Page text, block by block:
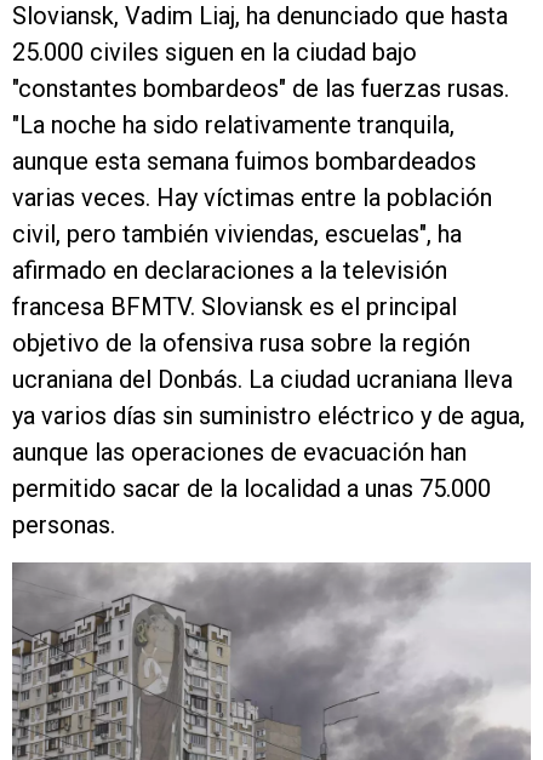
Sloviansk, Vadim Liaj, ha denunciado que hasta
25.000 civiles siguen en la ciudad bajo
"constantes bombardeos" de las fuerzas rusas.
"La noche ha sido relativamente tranquila,
aunque esta semana fuimos bombardeados
varias veces. Hay víctimas entre la población
civil, pero también viviendas, escuelas", ha
afirmado en declaraciones a la televisión
francesa BFMTV. Sloviansk es el principal
objetivo de la ofensiva rusa sobre la región
ucraniana del Donbás. La ciudad ucraniana lleva
ya varios días sin suministro eléctrico y de agua,
aunque las operaciones de evacuación han
permitido sacar de la localidad a unas 75.000
personas.